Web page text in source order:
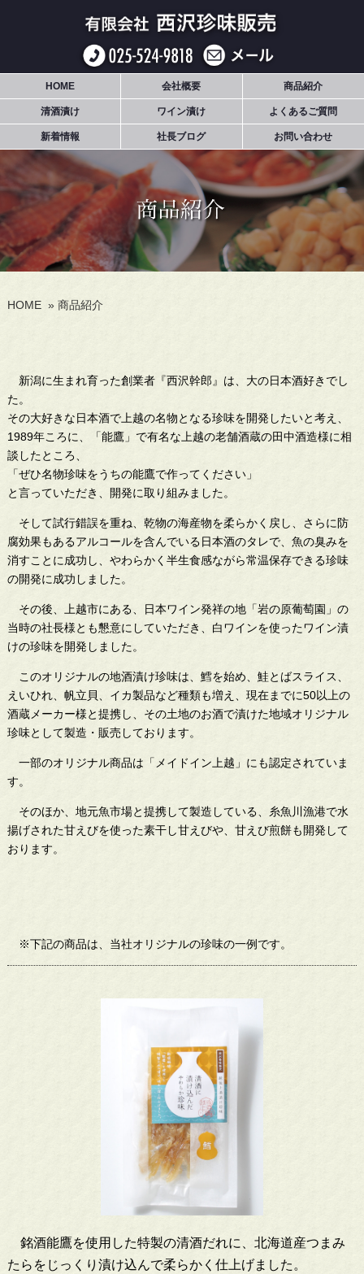
HOME 会社概要 商品紹介
清酒漬け ワイン漬け よくあるご質問
新着情報 社長ブログ お問い合わせ
HOME » 商品紹介
新潟に生まれ育った創業者『西沢幹郎』は、大の日本酒好きでし
た。
その大好きな日本酒で上越の名物となる珍味を開発したいと考え、
1989年ころに、「能鷹」で有名な上越の老舗酒蔵の田中酒造様に相
談したところ、
「ぜひ名物珍味をうちの能鷹で作ってください」
と言っていただき、開発に取り組みました。
そして試行錯誤を重ね、乾物の海産物を柔らかく戻し、さらに防
腐効果もあるアルコールを含んでいる日本酒のタレで、魚の臭みを
消すことに成功し、やわらかく半生食感ながら常温保存できる珍味
の開発に成功しました。
その後、上越市にある、日本ワイン発祥の地「岩の原葡萄園」の
当時の社長様とも懇意にしていただき、白ワインを使ったワイン漬
けの珍味を開発しました。
このオリジナルの地酒漬け珍味は、鱈を始め、鮭とばスライス、
えいひれ、帆立貝、イカ製品など種類も増え、現在までに50以上の
酒蔵メーカー様と提携し、その土地のお酒で漬けた地域オリジナル
珍味として製造・販売しております。
一部のオリジナル商品は「メイドイン上越」にも認定されていま
す。
そのほか、地元魚市場と提携して製造している、糸魚川漁港で水
揚げされた甘えびを使った素干し甘えびや、甘えび煎餅も開発して
おります。
※下記の商品は、当社オリジナルの珍味の一例です。
銘酒能鷹を使用した特製の清酒だれに、北海道産つまみ
たらをじっくり漬け込んで柔らかく仕上げました。